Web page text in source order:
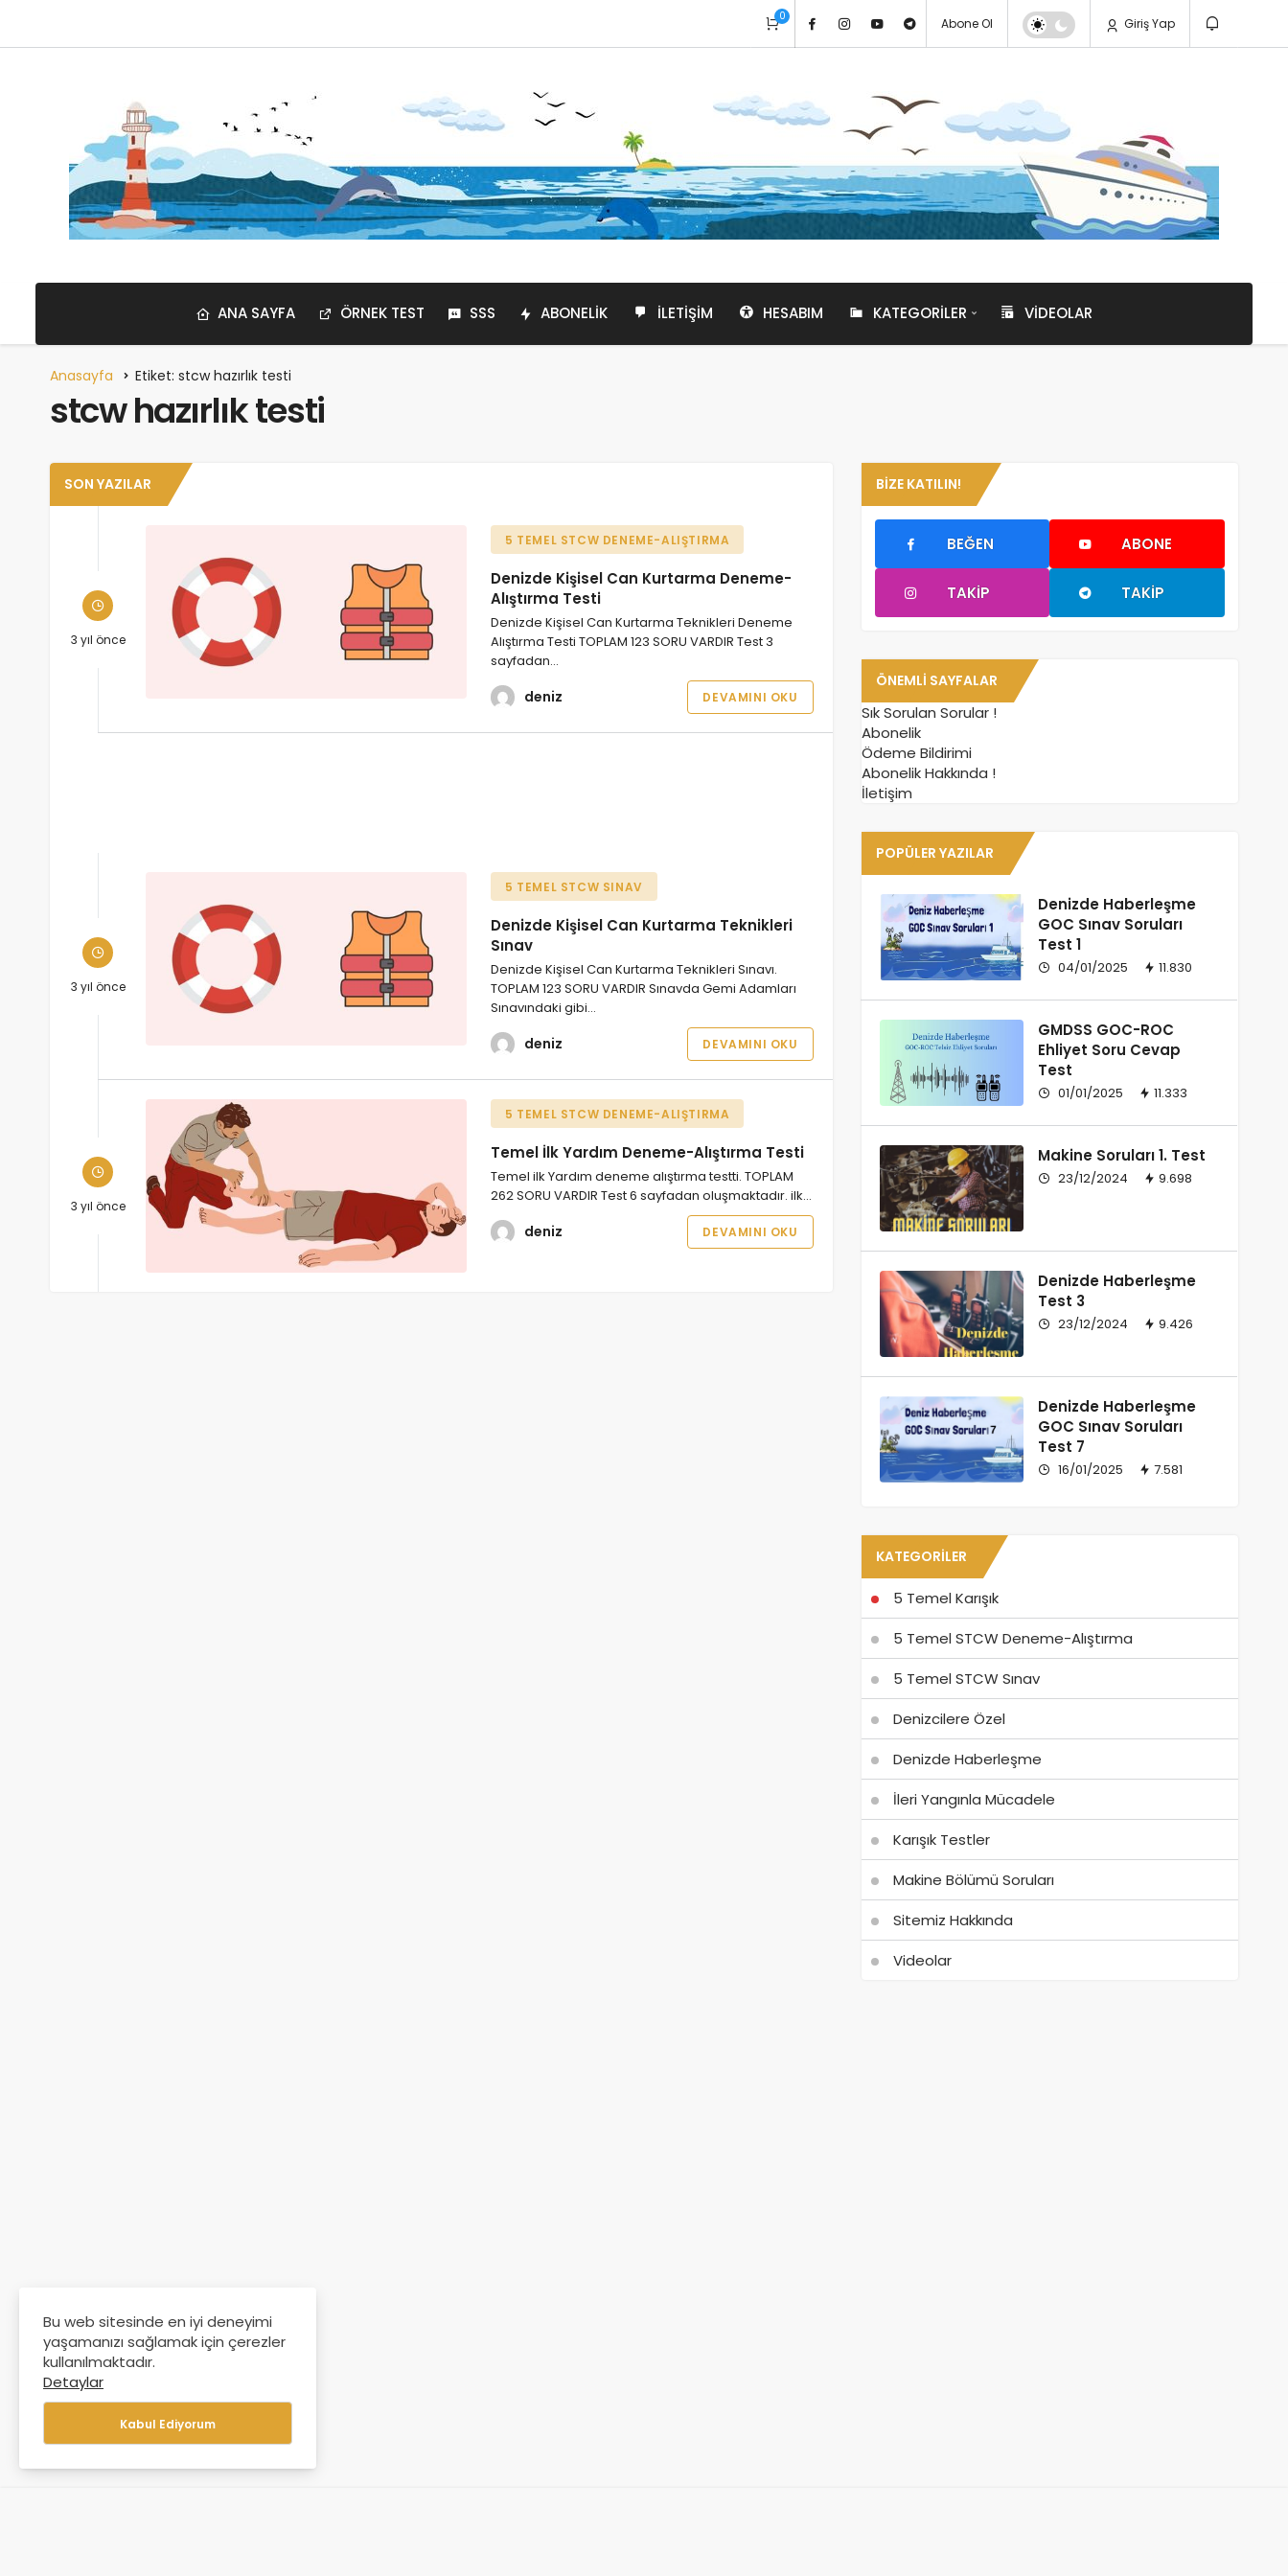
0 Abone Ol Giriş Yap
ANA SAYFA ÖRNEK TEST SSS ABONELIK İLETIŞIM HESABIM KATEGORILER VIDEOLAR
Anasayfa Etiket: stcw hazırlık testi
stcw hazırlık testi
SON YAZILAR
3 yıl önce
5 TEMEL STCW DENEME-ALIŞTIRMA
Denizde Kişisel Can Kurtarma Deneme-
Alıştırma Testi
Denizde Kişisel Can Kurtarma Teknikleri Deneme
Alıştırma Testi TOPLAM 123 SORU VARDIR Test 3
sayfadan…
deniz DEVAMINI OKU
3 yıl önce
5 TEMEL STCW SINAV
Denizde Kişisel Can Kurtarma Teknikleri
Sınav
Denizde Kişisel Can Kurtarma Teknikleri Sınavı.
TOPLAM 123 SORU VARDIR Sınavda Gemi Adamları
Sınavındaki gibi…
deniz DEVAMINI OKU
3 yıl önce
5 TEMEL STCW DENEME-ALIŞTIRMA
Temel İlk Yardım Deneme-Alıştırma Testi
Temel ilk Yardım deneme alıştırma testti. TOPLAM
262 SORU VARDIR Test 6 sayfadan oluşmaktadır. ilk…
deniz DEVAMINI OKU
BIZE KATILIN!
BEĞEN ABONE
TAKIP TAKIP
ÖNEMLI SAYFALAR
Sık Sorulan Sorular !
Abonelik
Ödeme Bildirimi
Abonelik Hakkında !
İletişim
POPÜLER YAZILAR
Denizde Haberleşme
GOC Sınav Soruları
Test 1
04/01/2025 11.830
GMDSS GOC-ROC
Ehliyet Soru Cevap
Test
01/01/2025 11.333
Makine Soruları 1. Test
23/12/2024 9.698
Denizde Haberleşme
Test 3
23/12/2024 9.426
Denizde Haberleşme
GOC Sınav Soruları
Test 7
16/01/2025 7.581
KATEGORILER
5 Temel Karışık
5 Temel STCW Deneme-Alıştırma
5 Temel STCW Sınav
Denizcilere Özel
Denizde Haberleşme
İleri Yangınla Mücadele
Karışık Testler
Makine Bölümü Soruları
Sitemiz Hakkında
Videolar
Bu web sitesinde en iyi deneyimi
yaşamanızı sağlamak için çerezler
kullanılmaktadır.
Detaylar
Kabul Ediyorum